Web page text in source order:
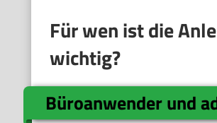
Für wen ist die
wichtig?
Büroanwender und